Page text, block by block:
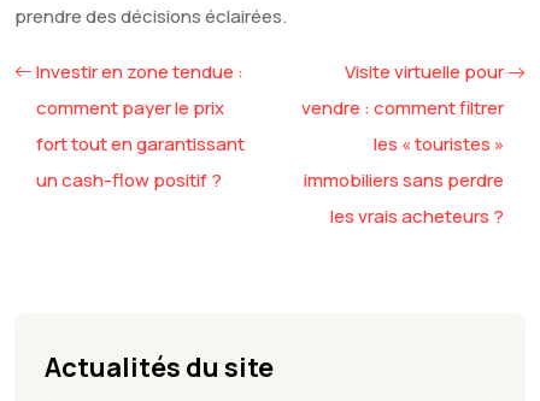
prendre des décisions éclairées.
Investir en zone tendue :
comment payer le prix
fort tout en garantissant
un cash-flow positif ?
Visite virtuelle pour
vendre : comment filtrer
les « touristes »
immobiliers sans perdre
les vrais acheteurs ?
Actualités du site